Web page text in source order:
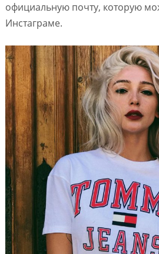
официальную почту, которую
Инстаграме.